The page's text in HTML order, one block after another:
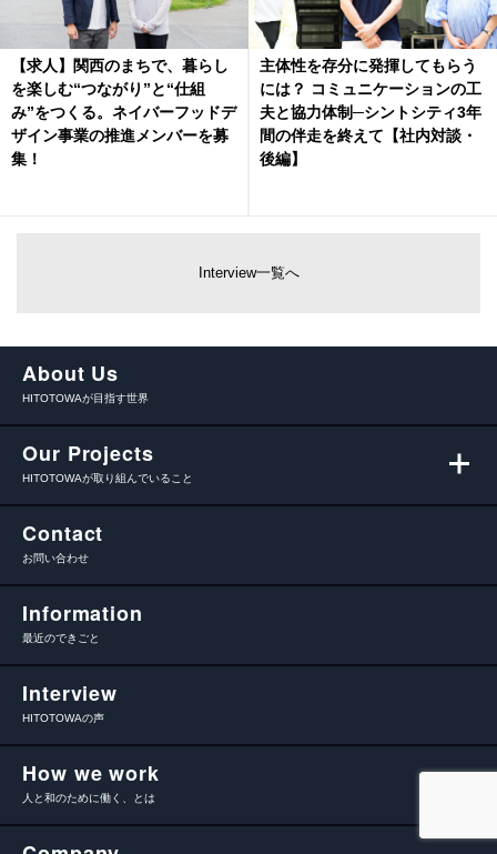
【求人】関西のまちで、暮らし
を楽しむ“つながり”と“仕組
み”をつくる。ネイバーフッドデ
ザイン事業の推進メンバーを募
集！
主体性を存分に発揮してもらう
には？ コミュニケーションの工
夫と協力体制─シントシティ3年
間の伴走を終えて【社内対談・
後編】
Interview一覧へ
About Us
HITOTOWAが目指す世界
Our Projects
HITOTOWAが取り組んでいること
Contact
お問い合わせ
Information
最近のできごと
Interview
HITOTOWAの声
How we work
人と和のために働く、とは